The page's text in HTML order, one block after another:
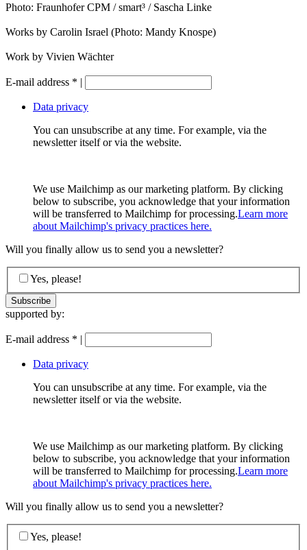
Photo: Fraunhofer CPM / smart³ / Sascha Linke
Works by Carolin Israel (Photo: Mandy Knospe)
Work by Vivien Wächter
E-mail address * |
Data privacy
You can unsubscribe at any time. For example, via the
newsletter itself or via the website.
We use Mailchimp as our marketing platform. By clicking
below to subscribe, you acknowledge that your information
will be transferred to Mailchimp for processing.Learn more
about Mailchimp's privacy practices here.
Will you finally allow us to send you a newsletter?
Yes, please!
supported by:
E-mail address * |
Data privacy
You can unsubscribe at any time. For example, via the
newsletter itself or via the website.
We use Mailchimp as our marketing platform. By clicking
below to subscribe, you acknowledge that your information
will be transferred to Mailchimp for processing.Learn more
about Mailchimp's privacy practices here.
Will you finally allow us to send you a newsletter?
Yes, please!